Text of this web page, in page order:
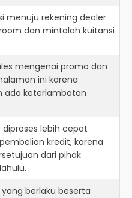
menuju rekening dealer
dan mintalah kuitansi
mengenai promo dan
ini karena
ada keterlambatan
lebih cepat
kredit, karena
dari pihak
berlaku beserta